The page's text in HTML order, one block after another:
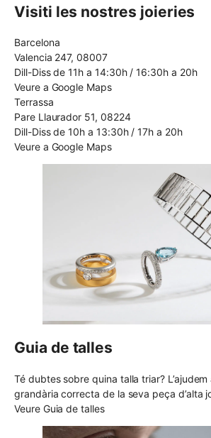
Visiti les nostres joieries
Barcelona
Valencia 247, 08007
Dill-Diss de 11h a 14:30h / 16:30h a 20h
Veure a Google Maps
Terrassa
Pare Llaurador 51, 08224
Dill-Diss de 10h a 13:30h / 17h a 20h
Veure a Google Maps
Guia de talles
Té dubtes sobre quina talla triar?
grandària correcta de la seva peça d’alta
Veure Guia de talles